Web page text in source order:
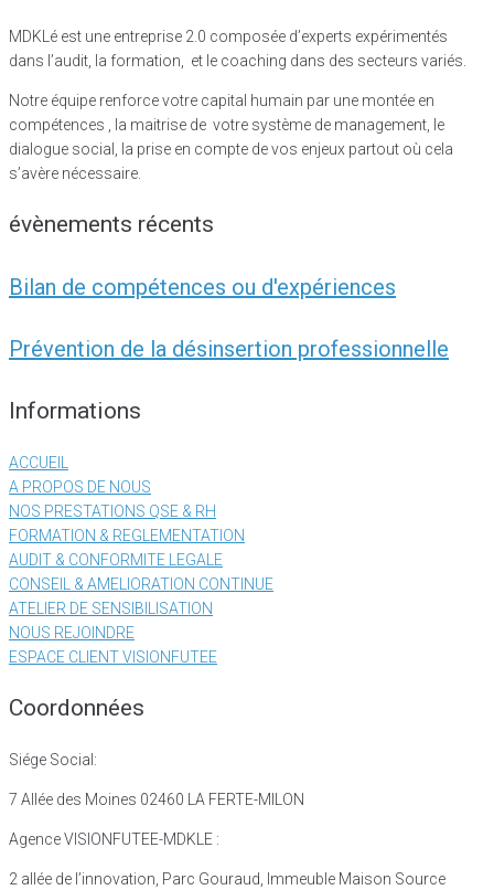
MDKLé est une entreprise 2.0 composée d’experts expérimentés
dans l’audit, la formation, et le coaching dans des secteurs variés.
Notre équipe renforce votre capital humain par une montée en
compétences , la maitrise de votre système de management, le
dialogue social, la prise en compte de vos enjeux partout où cela
s’avère nécessaire.
évènements récents
Bilan de compétences ou d'expériences
Prévention de la désinsertion professionnelle
Informations
ACCUEIL
A PROPOS DE NOUS
NOS PRESTATIONS QSE & RH
FORMATION & REGLEMENTATION
AUDIT & CONFORMITE LEGALE
CONSEIL & AMELIORATION CONTINUE
ATELIER DE SENSIBILISATION
NOUS REJOINDRE
ESPACE CLIENT VISIONFUTEE
Coordonnées
Siége Social:
7 Allée des Moines 02460 LA FERTE-MILON
Agence VISIONFUTEE-MDKLE :
2 allée de l’innovation, Parc Gouraud, Immeuble Maison Source